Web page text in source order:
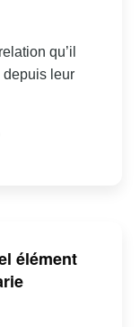
qu’il
depuis leur
élément